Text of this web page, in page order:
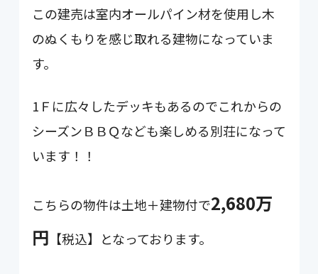
この建売は室内オールパイン材を使用し木
のぬくもりを感じ取れる建物になっていま
す。
1Ｆに広々したデッキもあるのでこれからの
シーズンＢＢＱなども楽しめる別荘になって
います！！
こちらの物件は土地＋建物付で2,680万
円 【税込】となっております。